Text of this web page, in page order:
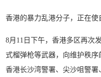
香港的暴力乱港分子，正在使
8月11日下午，香港多区再次
式榴弹枪等武器，向维护秩
香港长沙湾警署、尖沙咀警